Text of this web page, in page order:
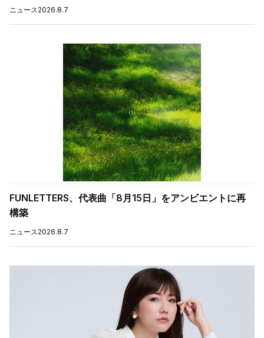
ニュース 2026.8.7
FUNLETTERS、代表曲「8月15日」をアンビエントに再
構築
ニュース 2026.8.7